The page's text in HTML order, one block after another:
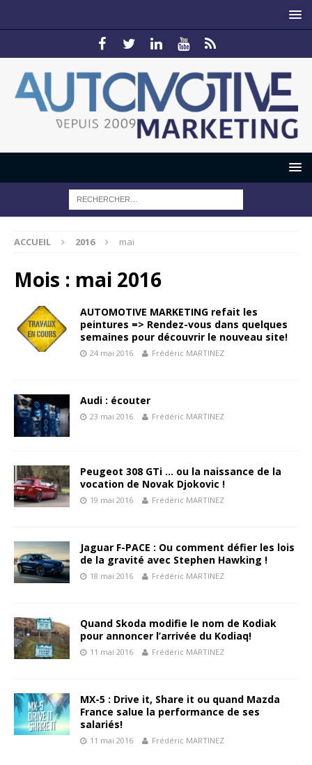
ACCUEIL 2016 mai
Mois : mai 2016
AUTOMOTIVE MARKETING refait les
peintures => Rendez-vous dans quelques
semaines pour découvrir le nouveau site!
24 mai 2016 Frédéric MARTINEZ
Audi : écouter
23 mai 2016 Frédéric MARTINEZ
Peugeot 308 GTi … ou la naissance de la
vocation de Novak Djokovic !
19 mai 2016 Frédéric MARTINEZ
Jaguar F-PACE : Ou comment défier les lois
de la gravité avec Stephen Hawking !
18 mai 2016 Frédéric MARTINEZ
Quand Skoda modifie le nom de Kodiak
pour annoncer l’arrivée du Kodiaq!
11 mai 2016 Frédéric MARTINEZ
MX-5 : Drive it, Share it ou quand Mazda
France salue la performance de ses
salariés!
11 mai 2016 Frédéric MARTINEZ